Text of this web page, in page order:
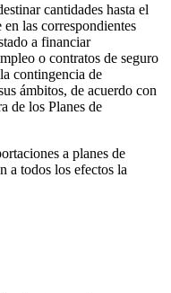
cantidades hasta el
las correspondientes
a financiar
o contratos de seguro
contingencia de
ámbitos, de acuerdo con
de los Planes de
a planes de
a todos los efectos la